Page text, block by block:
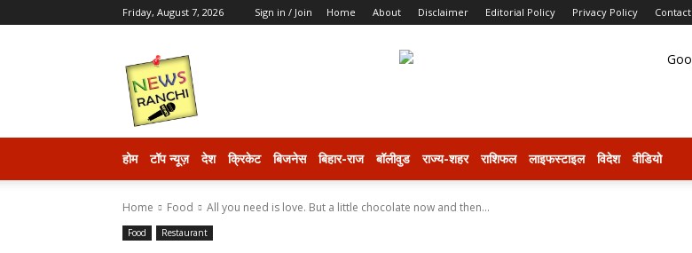
Friday, August 7, 2026 Sign in / Join Home About Disclaimer Editorial Policy Privacy Policy Contact
होम टॉप न्यूज़ देश क्रिकेट बिजनेस बिहार-राज बॉलीवुड राज्य-शहर राशिफल लाइफस्टाइल विदेश वीडियो
Home Food All you need is love. But a little chocolate now and then...
Food Restaurant